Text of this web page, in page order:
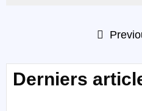
Derniers